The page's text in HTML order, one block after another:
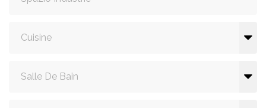
Cuisine
Salle De Bain